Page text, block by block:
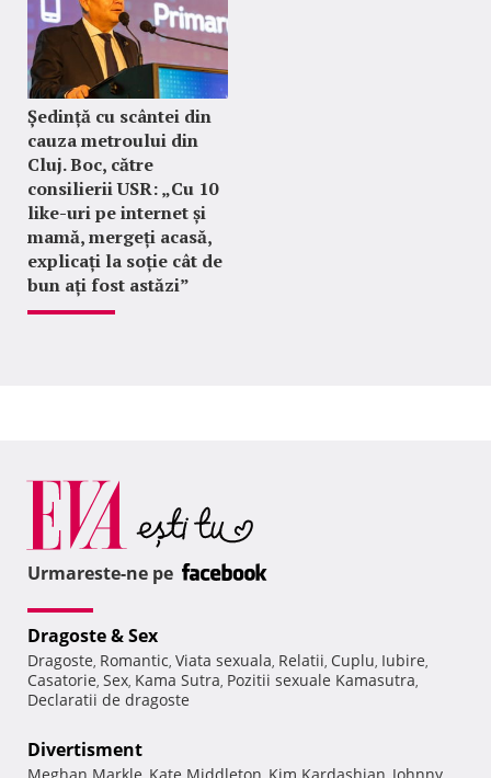
Ședință cu scântei din
cauza metroului din
Cluj. Boc, către
consilierii USR: „Cu 10
like-uri pe internet și
mamă, mergeți acasă,
explicați la soție cât de
bun ați fost astăzi”
Urmareste-ne pe
Dragoste & Sex
Dragoste, Romantic, Viata sexuala, Relatii, Cuplu, Iubire,
Casatorie, Sex, Kama Sutra, Pozitii sexuale Kamasutra,
Declaratii de dragoste
Divertisment